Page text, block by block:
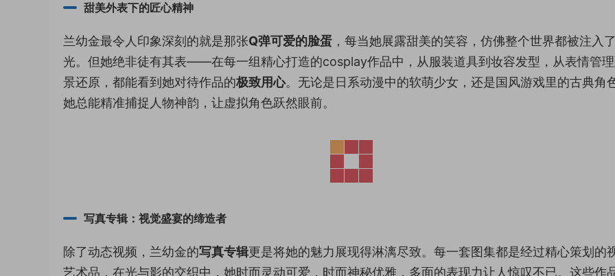
甜美外表下的匠心精神
兰幼金最令人印象深刻的就是那张Q弹可爱的脸蛋 ，每当她展露甜美的笑容，仿佛整个世界都被注入
光。但她绝非徒有其表——在每一组精心打造的cosplay作品中，从服装道具到妆容发型，从表情管
景还原，都能看到她对待作品的极致用心。无论是日系动漫中的软萌少女，还是国风游戏里的古典角
她总能精准捕捉人物神韵，让虚拟角色跃然眼前。
写真专辑：视觉盛宴的缔造者
除了动态视频，兰幼金的写真专辑更是将她的魅力展现得淋漓尽致。每一套图集都是经过精心策划的
艺术品，在光与影的交织中，她时而灵动可爱，时而神秘优雅，多面的表现力让人惊叹不已。这些作